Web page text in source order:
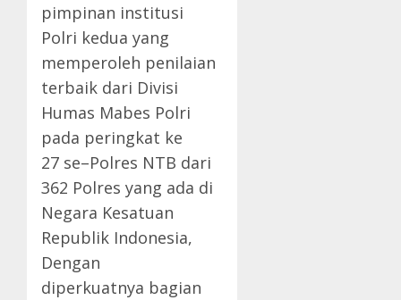
pimpinan institusi
Polri kedua yang
memperoleh penilaian
terbaik dari Divisi
Humas Mabes Polri
pada peringkat ke
27 se–Polres NTB dari
362 Polres yang ada di
Negara Kesatuan
Republik Indonesia,
Dengan
diperkuatnya bagian